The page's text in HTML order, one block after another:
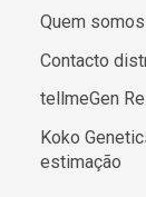
Quem somos
Contacto
tellmeGen
Koko
estimação